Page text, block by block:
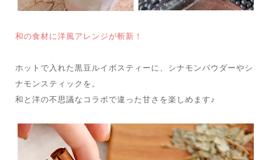
和の食材に洋風アレンジが斬新！
ホットで入れた黒豆ルイボスティーに、シナモンパウダーやシ
ナモンスティックを。
和と洋の不思議なコラボで違った甘さを楽しめます♪